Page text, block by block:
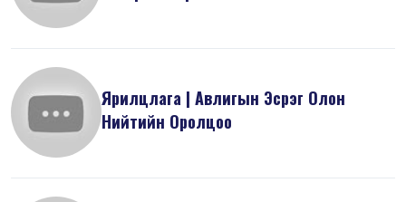
Ярилцлага | Авлигын Эсрэг Олон
Нийтийн Оролцоо